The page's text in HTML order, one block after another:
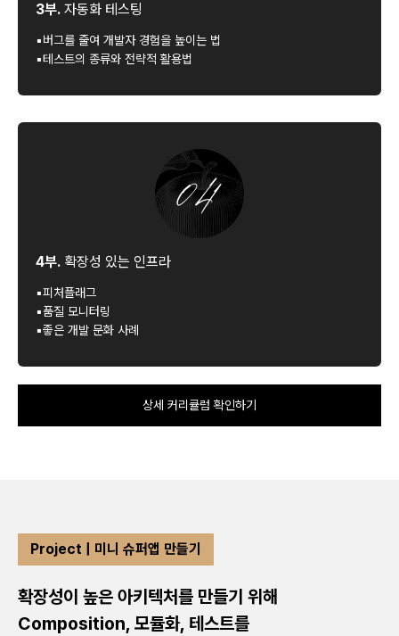
3부. 자동화 테스팅
▪버그를 줄여 개발자 경험을 높이는 법
▪테스트의 종류와 전략적 활용법
4부. 확장성 있는 인프라
▪피처플래그
▪품질 모니터링
▪좋은 개발 문화 사례
상세 커리큘럼 확인하기
Project | 미니 슈퍼앱 만들기
확장성이 높은 아키텍처를 만들기 위해
Composition, 모듈화, 테스트를